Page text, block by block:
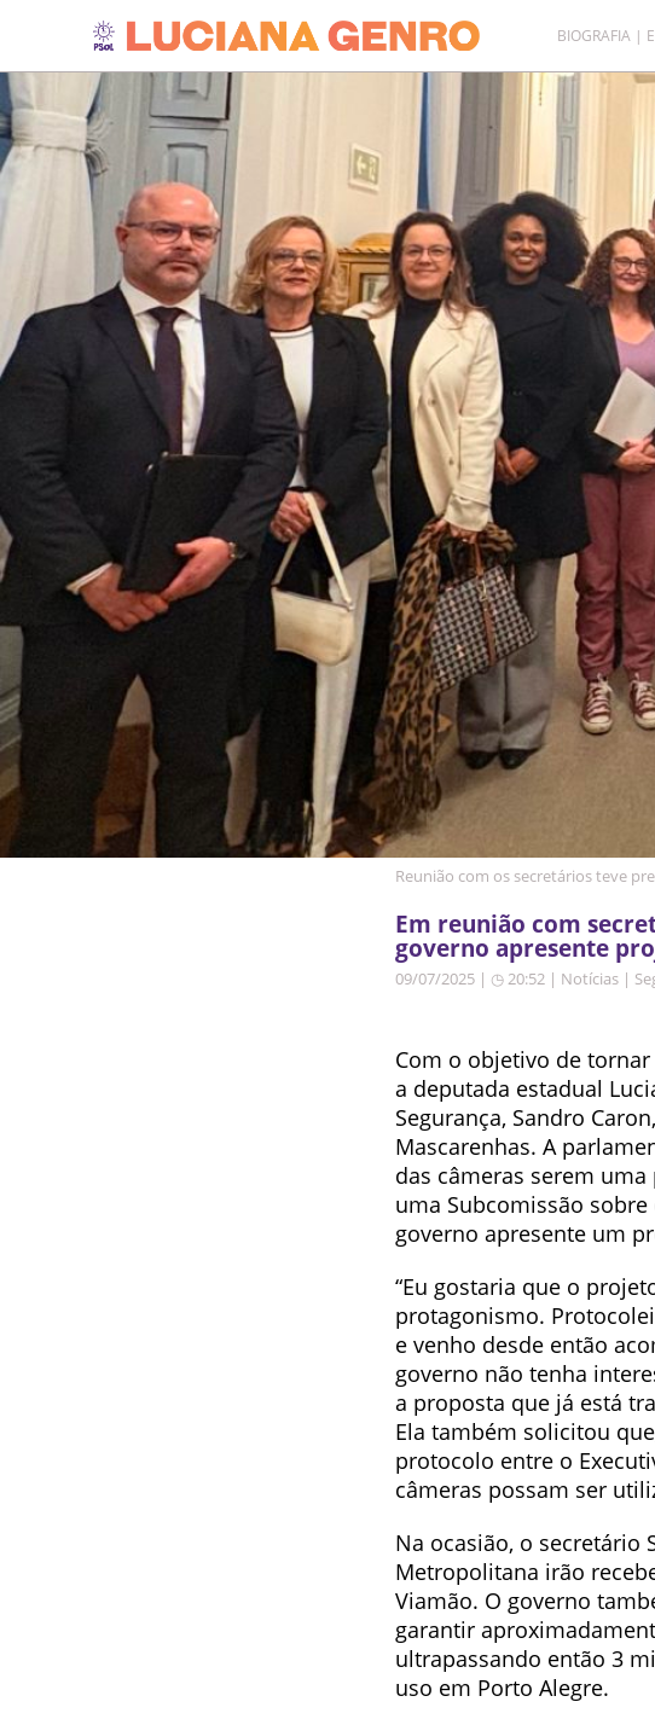
BIOGRAFIA
Reunião com os secretários teve
Em reunião com
governo apresente
09/07/2025 | ◷ 20:52 | Notícias |
Com o objetivo de
a deputada estadual
Segurança, Sandro
Mascarenhas. A
das câmeras serem
uma Subcomissão
governo apresente um
“Eu gostaria que o
protagonismo.
e venho desde então
governo não tenha
a proposta que já está
Ela também solicitou
protocolo entre o
câmeras possam ser
Na ocasião, o secretário
Metropolitana irão
Viamão. O governo
garantir
ultrapassando então 3
uso em Porto Alegre.